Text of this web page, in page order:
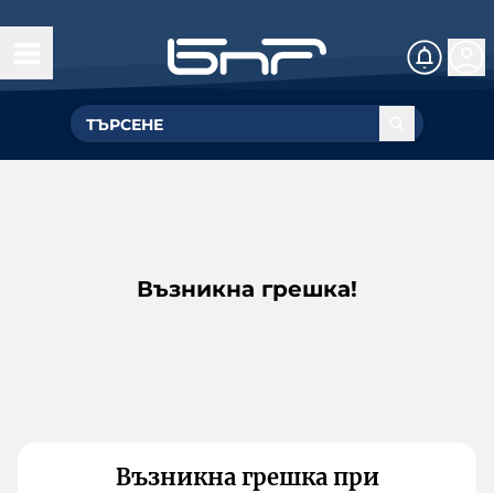
Възникна грешка!
Възникна грешка при